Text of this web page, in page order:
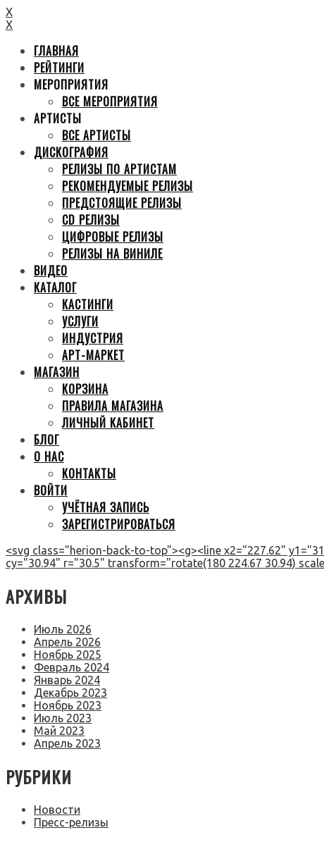
X
X
ГЛАВНАЯ
РЕЙТИНГИ
МЕРОПРИЯТИЯ
ВСЕ МЕРОПРИЯТИЯ
АРТИСТЫ
ВСЕ АРТИСТЫ
ДИСКОГРАФИЯ
РЕЛИЗЫ ПО АРТИСТАМ
РЕКОМЕНДУЕМЫЕ РЕЛИЗЫ
ПРЕДСТОЯЩИЕ РЕЛИЗЫ
CD РЕЛИЗЫ
ЦИФРОВЫЕ РЕЛИЗЫ
РЕЛИЗЫ НА ВИНИЛЕ
ВИДЕО
КАТАЛОГ
КАСТИНГИ
УСЛУГИ
ИНДУСТРИЯ
АРТ-МАРКЕТ
МАГАЗИН
КОРЗИНА
ПРАВИЛА МАГАЗИНА
ЛИЧНЫЙ КАБИНЕТ
БЛОГ
О НАС
КОНТАКТЫ
ВОЙТИ
УЧЁТНАЯ ЗАПИСЬ
ЗАРЕГИСТРИРОВАТЬСЯ
<svg class="herion-back-to-top"><g><line x2="227.62"
cy="30.94" r="30.5" transform="rotate(180 224.67 30.94)
АРХИВЫ
Июль 2026
Апрель 2026
Ноябрь 2025
Февраль 2024
Январь 2024
Декабрь 2023
Ноябрь 2023
Июль 2023
Май 2023
Апрель 2023
РУБРИКИ
Новости
Пресс-релизы